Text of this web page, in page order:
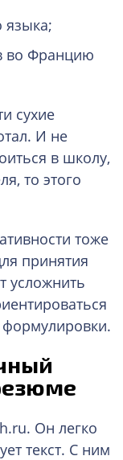
языка;
во Францию
сухие
И не
в школу,
то этого
тоже
принятия
усложнить
Он легко
текст. С ним